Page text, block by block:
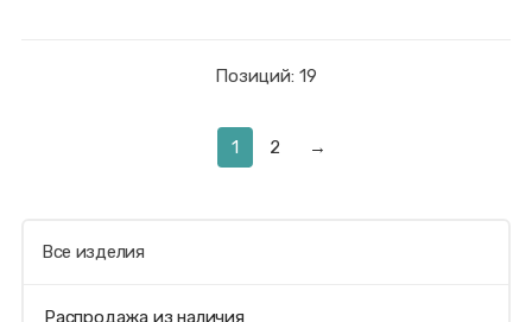
Позиций: 19
1 2 →
Все изделия
Распродажа из наличия